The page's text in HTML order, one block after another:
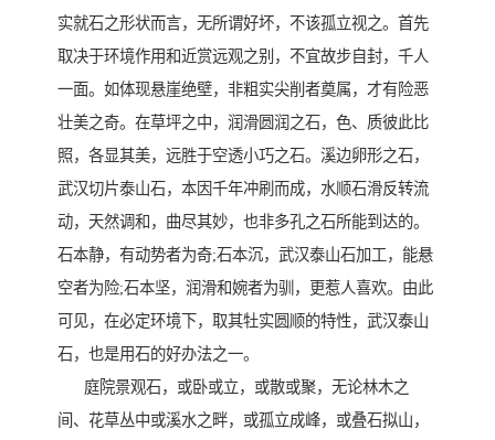
实就石之形状而言，无所谓好坏，不该孤立视之。首先
取决于环境作用和近赏远观之别，不宜故步自封，千人
一面。如体现悬崖绝壁，非粗实尖削者奠属，才有险恶
壮美之奇。在草坪之中，润滑圆润之石，色、质彼此比
照，各显其美，远胜于空透小巧之石。溪边卵形之石，
武汉切片泰山石，本因千年冲刷而成，水顺石滑反转流
动，天然调和，曲尽其妙，也非多孔之石所能到达的。
石本静，有动势者为奇;石本沉，武汉泰山石加工，能悬
空者为险;石本坚，润滑和婉者为驯，更惹人喜欢。由此
可见，在必定环境下，取其牡实圆顺的特性，武汉泰山
石，也是用石的好办法之一。
庭院景观石，或卧或立，或散或聚，无论林木之
间、花草丛中或溪水之畔，或孤立成峰，或叠石拟山，